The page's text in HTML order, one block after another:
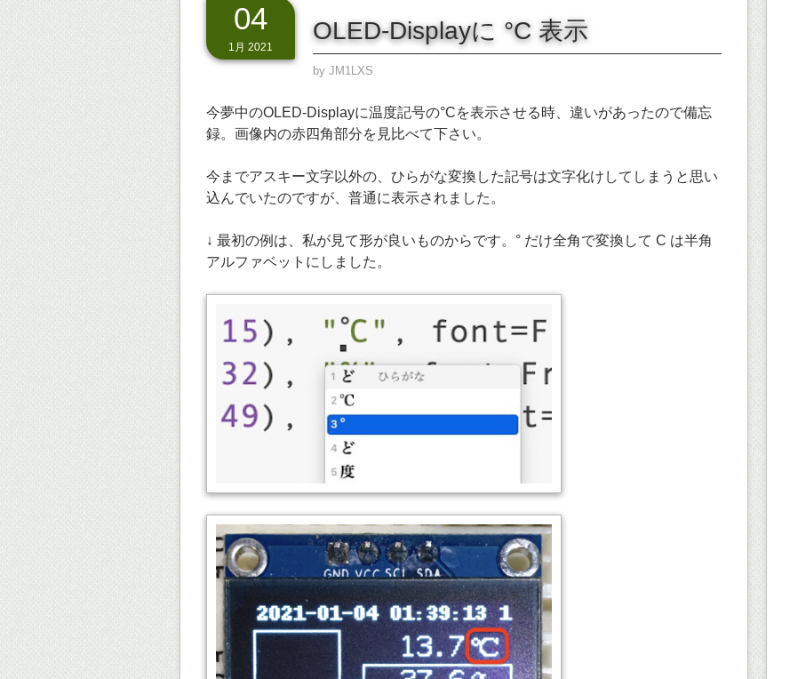
04
1月 2021
OLED-Displayに °C 表示
by JM1LXS
今夢中のOLED-Displayに温度記号の°Cを表示させる時、違いがあったので備忘
録。画像内の赤四角部分を見比べて下さい。
今までアスキー文字以外の、ひらがな変換した記号は文字化けしてしまうと思い
込んでいたのですが、普通に表示されました。
↓ 最初の例は、私が見て形が良いものからです。° だけ全角で変換して C は半角
アルファベットにしました。